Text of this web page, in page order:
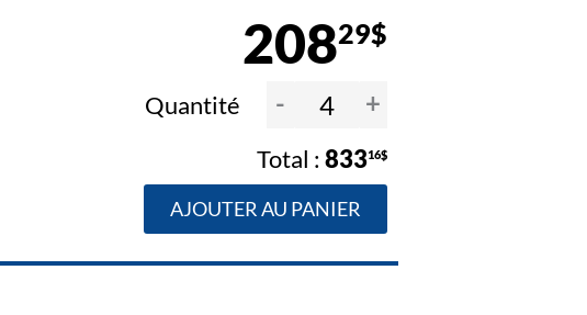
20829$
Quantité - +
83316$
AJOUTER AU PANIER